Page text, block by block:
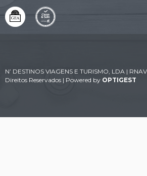
N’ DESTINOS VIAGENS E TURISMO, LDA |
Direitos Reservados | Powered by OPTIGEST